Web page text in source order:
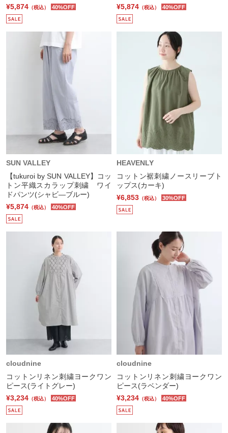
¥5,874 （税込） 40%OFF
¥5,874 （税込） 40%OFF
SUN VALLEY
【tukuroi by SUN VALLEY】コッ
トン平織スカラップ刺繍 ワイ
ドパンツ(シャビ―ブルー)
¥5,874 （税込） 40%OFF
HEAVENLY
コットン裾刺繍ノースリーブト
ップス(カーキ)
¥6,853 （税込） 30%OFF
cloudnine
コットンリネン刺繍ヨークワン
ピース(ライトグレー)
¥3,234 （税込） 40%OFF
cloudnine
コットンリネン刺繍ヨークワン
ピース(ラベンダー)
¥3,234 （税込） 40%OFF